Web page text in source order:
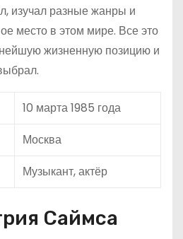
изучал разные жанры и
место в этом мире. Все это
жизненную позицию и
10 марта 1985 года
Москва
Музыкант, актёр
Саймса